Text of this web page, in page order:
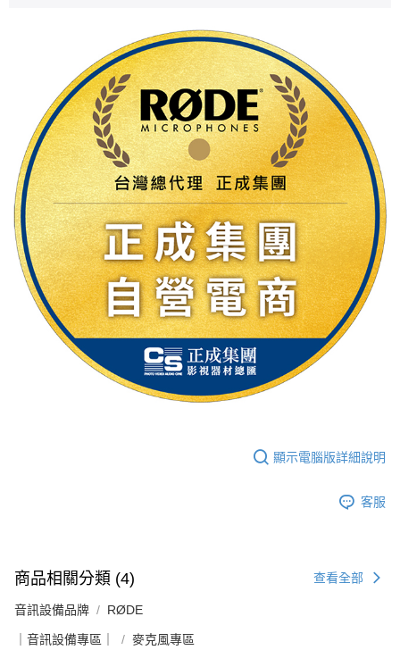
顯示電腦版詳細說明
客服
商品相關分類 (4) 查看全部
音訊設備品牌 RØDE
｜音訊設備專區｜ 麥克風專區